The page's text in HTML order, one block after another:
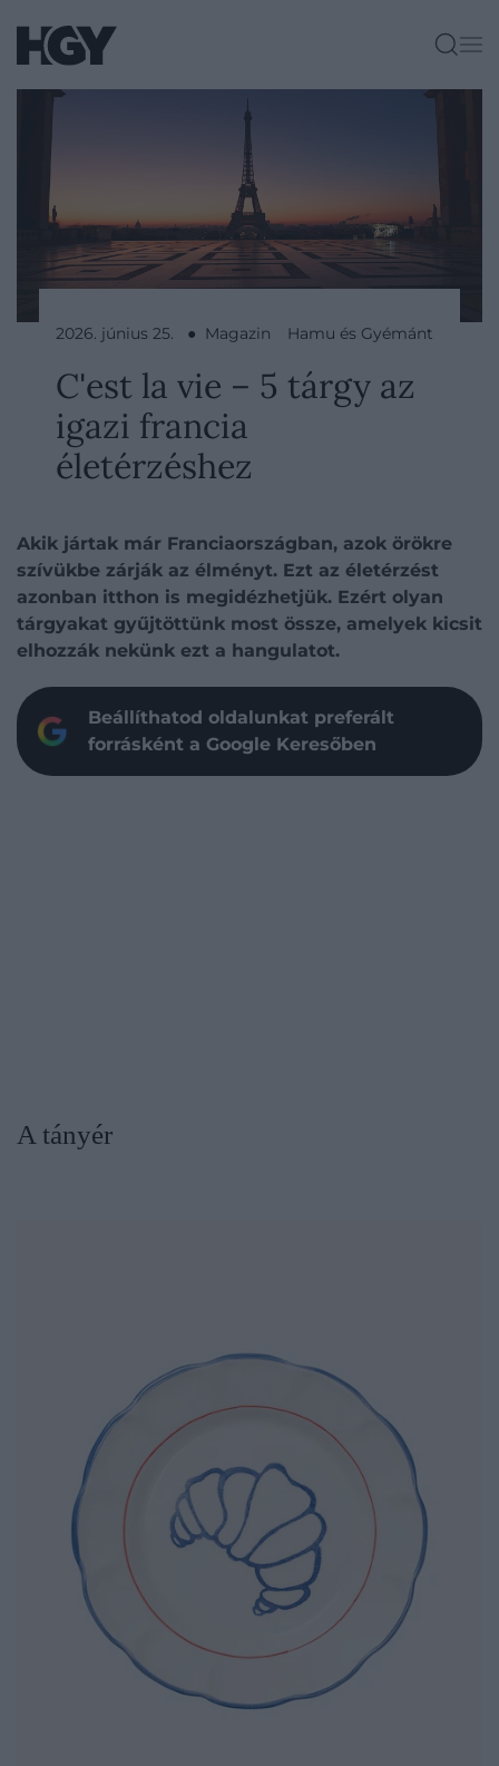
2026. június 25. ● Magazin Hamu és Gyémánt
C'est la vie – 5 tárgy az
igazi francia
életérzéshez
Akik jártak már Franciaországban, azok örökre
szívükbe zárják az élményt. Ezt az életérzést
azonban itthon is megidézhetjük. Ezért olyan
tárgyakat gyűjtöttünk most össze, amelyek kicsit
elhozzák nekünk ezt a hangulatot.
Beállíthatod oldalunkat preferált
forrásként a Google Keresőben
A tányér